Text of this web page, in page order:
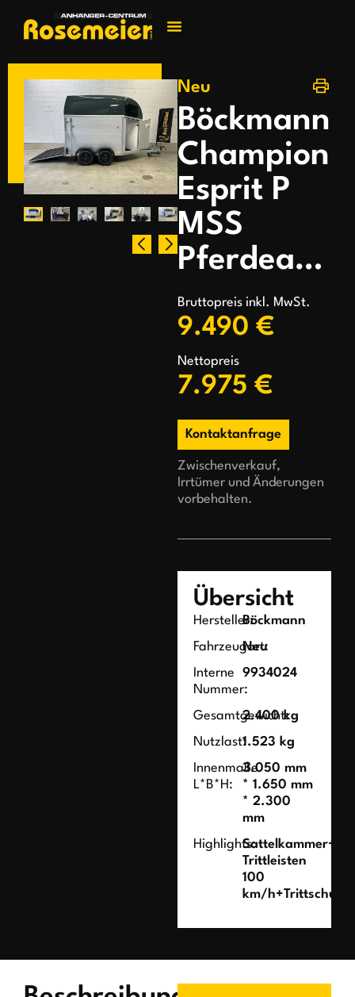
Neu
Böckmann
Champion
Esprit P
MSS
Pferdeanhänger
Bruttopreis inkl. MwSt.
9.490 €
Nettopreis
7.975 €
Kontaktanfrage
Zwischenverkauf,
Irrtümer und Änderungen
vorbehalten.
Übersicht
Hersteller:Böckmann
Fahrzeugart:
Neu
Interne
Nummer:
9934024
Gesamtgewicht:
2.400 kg
Nutzlast:1.523 kg
Innenmaße
L*B*H:
3.050 mm
* 1.650 mm
* 2.300
mm
Highlights:
Trittleisten
100
km/h+Trittschutz